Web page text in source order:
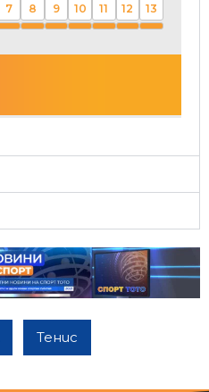
7 8 9 10 11 12 13
Тенис